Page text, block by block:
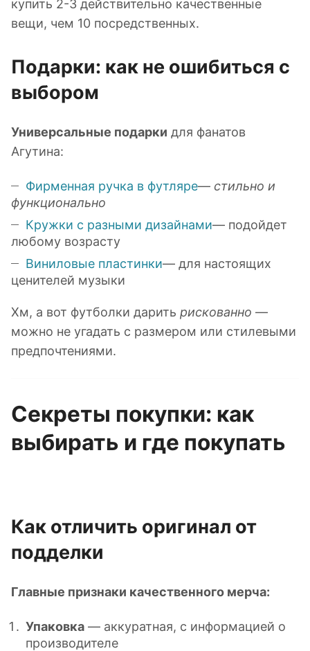
купить 2-3 действительно качественные
вещи, чем 10 посредственных.
Подарки: как не ошибиться с
выбором
Универсальные подарки для фанатов
Агутина:
Фирменная ручка в футляре— стильно и
функционально
Кружки с разными дизайнами— подойдет
любому возрасту
Виниловые пластинки— для настоящих
ценителей музыки
Хм, а вот футболки дарить рискованно —
можно не угадать с размером или стилевыми
предпочтениями.
Секреты покупки: как
выбирать и где покупать
Как отличить оригинал от
подделки
Главные признаки качественного мерча:
Упаковка — аккуратная, с информацией о
производителе